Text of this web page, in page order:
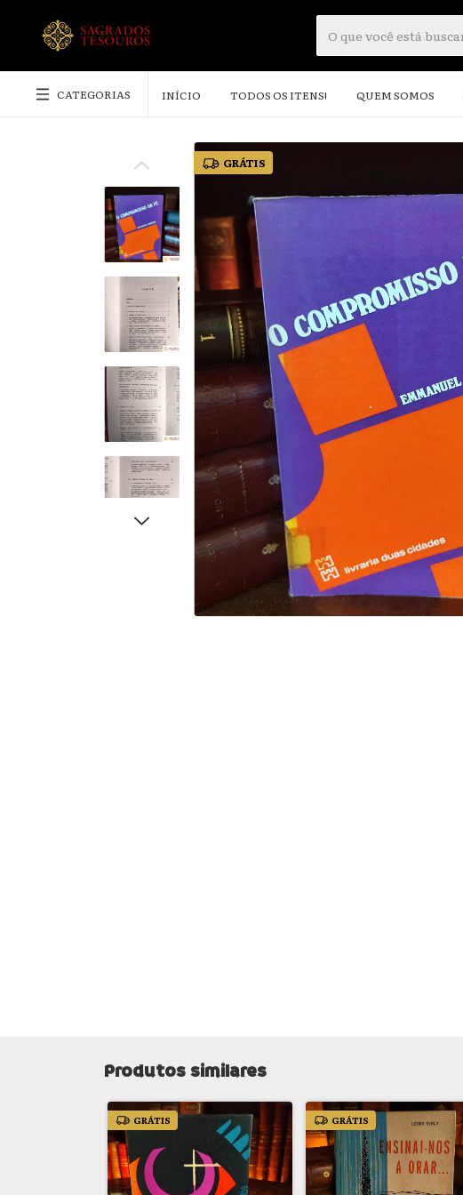
CATEGORIAS INÍCIO TODOS OS ITENS! QUEM SOMOS
GRÁTIS
Produtos similares
GRÁTIS GRÁTIS